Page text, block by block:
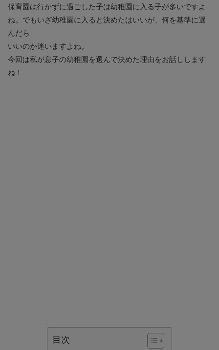
保育園は行かずに過ごした子は幼稚園に入る子が多いですよ
ね。でもいざ幼稚園に入ると決めたはいいが、何を基準に選
んだら
いいのか迷いますよね。
今回は私が息子の幼稚園を選んで決めた理由をお話しします
ね！
目次